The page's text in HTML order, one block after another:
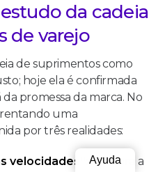
da cadeia
de varejo
de suprimentos como
hoje ela é confirmada
promessa da marca. No
uma
por três realidades:
velocidades”: Embora a
Ayuda